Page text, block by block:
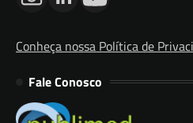
Conheça nossa Política de
Fale Conosco